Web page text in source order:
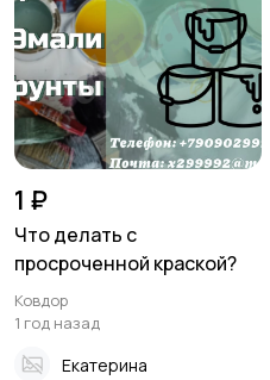
1 ₽
Что делать с
просроченной краской?
Ковдор
1 год назад
Екатерина